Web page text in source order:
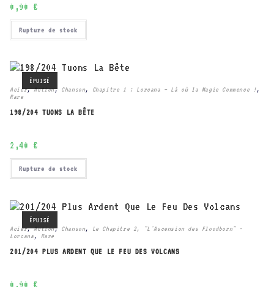
0,90 €
Rupture de stock
ÉPUISÉ
Acier,Action, Chanson, Chapitre 1 : Lorcana – Là où la Magie Commence !,
Rare
198/204 TUONS LA BÊTE
2,40 €
Rupture de stock
ÉPUISÉ
Acier,Action, Chanson,
Le Chapitre 2, "L'Ascension des Floodborn" -
Lorcana, Rare
201/204 PLUS ARDENT QUE LE FEU DES VOLCANS
0,90 €